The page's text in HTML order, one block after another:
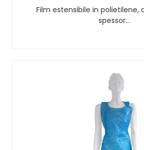
Film estensibile in polietilene,
spessor…